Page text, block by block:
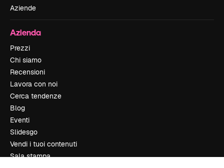
Aziende
Azienda
Prezzi
Chi siamo
Recensioni
Lavora con noi
Cerca tendenze
Blog
Eventi
Slidesgo
Vendi i tuoi contenuti
Sala stampa